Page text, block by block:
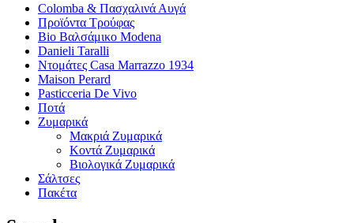
Colomba & Πασχαλινά Αυγά
Προϊόντα Τρούφας
Bio Βαλσάμικο Modena
Danieli Taralli
Ντομάτες Casa Marrazzo 1934
Maison Perard
Pasticceria De Vivo
Ποτά
Ζυμαρικά
Μακριά Ζυμαρικά
Κοντά Ζυμαρικά
Βιολογικά Ζυμαρικά
Σάλτσες
Πακέτα